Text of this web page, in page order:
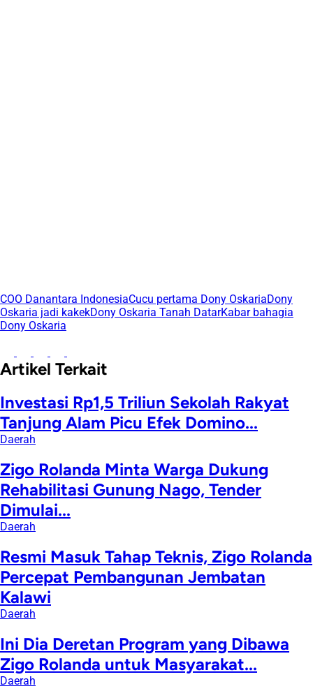
COO Danantara IndonesiaCucu pertama Dony OskariaDony
Oskaria jadi kakekDony Oskaria Tanah DatarKabar bahagia
Dony Oskaria
Artikel Terkait
Investasi Rp1,5 Triliun Sekolah Rakyat
Tanjung Alam Picu Efek Domino...
Daerah
Zigo Rolanda Minta Warga Dukung
Rehabilitasi Gunung Nago, Tender
Dimulai...
Daerah
Resmi Masuk Tahap Teknis, Zigo Rolanda
Percepat Pembangunan Jembatan
Kalawi
Daerah
Ini Dia Deretan Program yang Dibawa
Zigo Rolanda untuk Masyarakat...
Daerah